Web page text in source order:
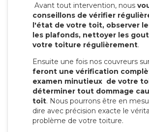
Avant tout intervention, nous
conseillons de vérifier
l'état de votre toit, observer
les plafonds, nettoyer les
votre toiture régulièrement.
Ensuite une fois nos couvreurs
feront une vérification
examen minutieux de votre
déterminer tout dommage
toit. Nous pourrons être en
dire avec précision exacte le
problème de votre toiture.